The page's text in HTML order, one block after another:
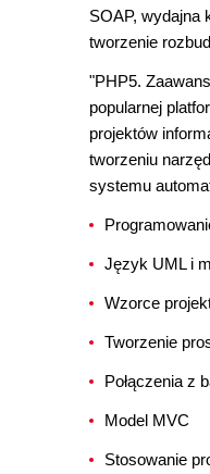
SOAP, wydajna
tworzenie
"PHP5.
popularnej
projektów
tworzeniu
systemu
Język UML i
Wzorce
Tworzenie
Połączenia z
Model MVC
Stosowanie